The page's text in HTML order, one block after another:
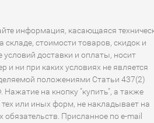
информация, касающаяся
складе, стоимости товаров, скидок и
доставки и оплаты, носит
и ни при каких условиях не является
положениями Статьи 437(2)
Нажатие на кнопку "купить", а также
или иных форм, не накладывает на
обязательств. Присланное по e-mail